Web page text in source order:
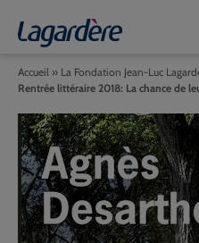
Accueil » La Fondation Jean-Luc
Rentrée littéraire 2018: La chance de